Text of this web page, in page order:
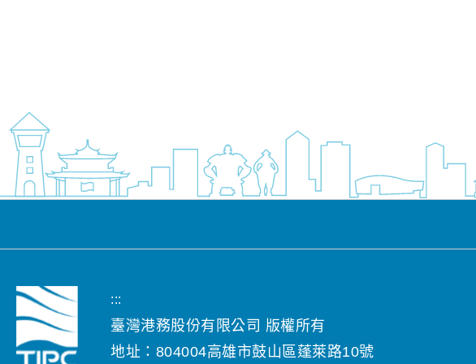
:::
臺灣港務股份有限公司 版權所有
地址：804004高雄市鼓山區蓬萊路10號